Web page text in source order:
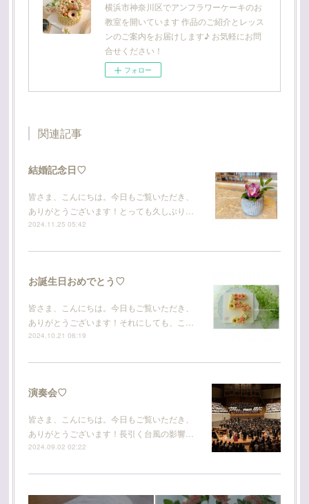
横浜市神奈川区でアンフラワーケーキのお
教室を開いています 作品のご紹介とレッス
ンのご案内をお届けします♪ お気軽にお問
合せください！
フォロー
関連記事
結婚記念日♡
皆さま、こんにちは。今日もご覧いただき、
ありがとうございます！とっても久しぶり…
2024.11.25 05:42
お誕生日おめでとう♡
皆さま、こんにちは。今日もご覧いただき、
ありがとうございます！それにしても、こ…
2024.10.21 06:19
演奏会♡
皆さま、こんにちは。今日もご覧いただき、
ありがとうございます！長引く台風の影響…
2024.09.02 02:22